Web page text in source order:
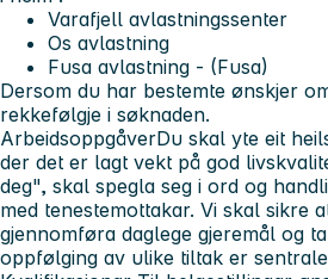
Varafjell avlastningssenter
Os avlastning
Fusa avlastning - (Fusa)
Dersom du har bestemte ønskjer
rekkefølgje i søknaden.
ArbeidsoppgåverDu skal yte eit
der det er lagt vekt på god
deg", skal spegla seg i ord og
med tenestemottakar. Vi skal sikre
gjennomføra daglege gjeremål og
oppfølging av ulike tiltak er